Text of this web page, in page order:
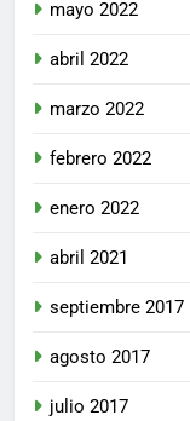
mayo 2022
abril 2022
marzo 2022
febrero 2022
enero 2022
abril 2021
septiembre 2017
agosto 2017
julio 2017